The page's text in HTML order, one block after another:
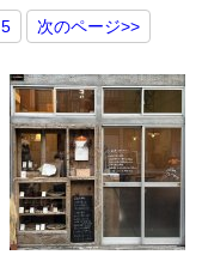
5 次のページ>>